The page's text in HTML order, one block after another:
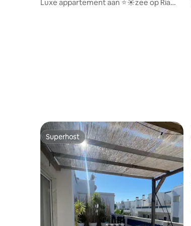
Luxe appartement aan ⭐️☀️zee op Ria
Superhost
Superhost